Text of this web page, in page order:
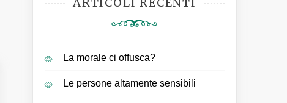
La morale ci offusca?
Le persone altamente sensibili